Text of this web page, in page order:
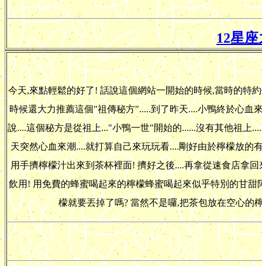
12星
今天,來點輕鬆的好了! 話說這個網站一開始的時候,當時的特
時候還大力推薦這個"祖傳秘方".....到了昨天....小鴨終於心血
說....這個秘方是從祖上..."小鴨一世"開始的......沒有其他祖上
天突然心血來潮....就打算自己來玩玩看....剛好由於檸檬放的
用手擠檸檬汁出來到茶杯裡面! 擠好之後....再拿從速食店拿
飲用! 用免費的蜂蜜喝起來的檸檬蜂蜜喝起來似乎特別的甘
檬就要丟掉了嗎? 當然不是囉,把茶包放在空心的